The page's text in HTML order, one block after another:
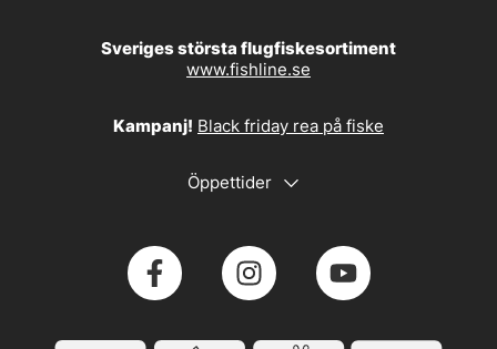
Sveriges största flugfiskesortiment
www.fishline.se
Kampanj! Black friday rea på fiske
Öppettider